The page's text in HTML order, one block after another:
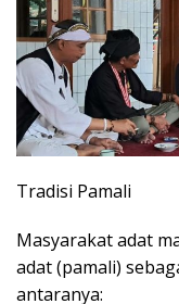
Tradisi Pamali
Masyarakat adat
adat (pamali)
antaranya: